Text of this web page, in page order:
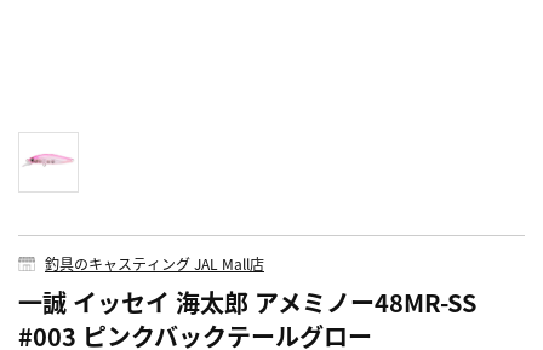
釣具のキャスティング JAL Mall店
一誠 イッセイ 海太郎 アメミノー48MR-SS
#003 ピンクバックテールグロー